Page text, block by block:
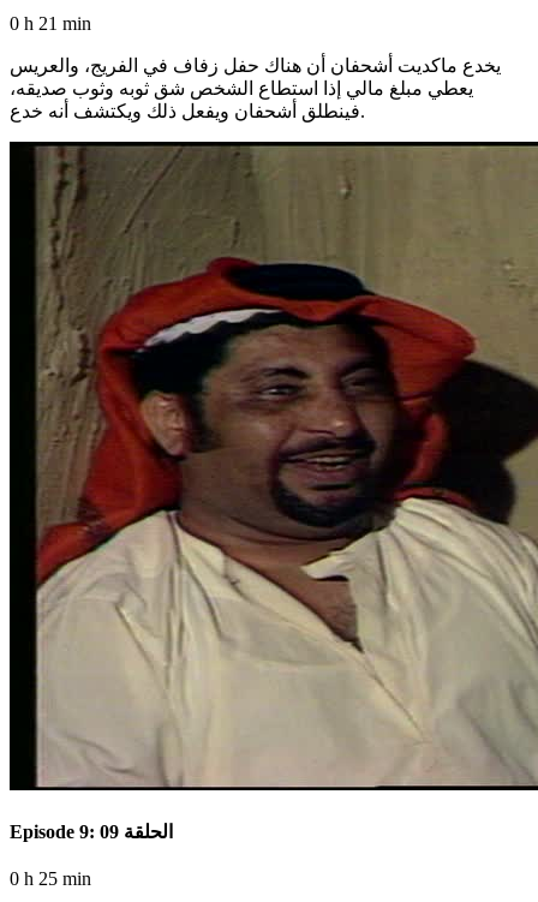
0 h 21 min
يخدع ماكديت أشحفان أن هناك حفل زفاف في الفريج، والعريس
يعطي مبلغ مالي إذا استطاع الشخص شق ثوبه وثوب صديقه،
فينطلق أشحفان ويفعل ذلك ويكتشف أنه خدع.
Episode 9: الحلقة 09
0 h 25 min